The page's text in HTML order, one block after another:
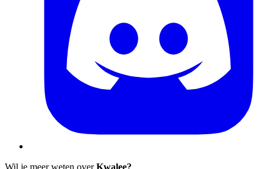
Wil je meer weten overKwalee?